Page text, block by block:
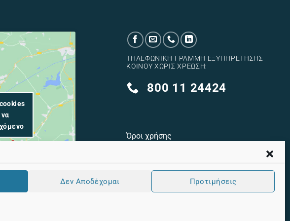
Δεν Αποδέχομαι Προτιμήσεις
ΤΗΛΕΦΩΝΙΚΉ ΓΡΑΜΜΉ ΕΞΥΠΗΡΈΤΗΣΗΣ
ΚΟΙΝΟΎ ΧΩΡΊΣ ΧΡΈΩΣΗ:
800 11 24424
Όροι χρήσης
Πολιτική Προστασίας Προσωπικών
Δεδομένων